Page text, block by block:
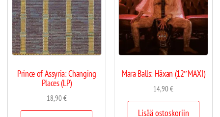
Prince of Assyria: Changing
Places (LP)
18,90€
Mara Balls: Häxan (12″MAXI)
14,90€
Lisää ostoskoriin